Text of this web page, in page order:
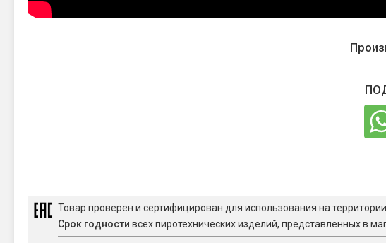
Товар проверен и сертифицирован для использования на
Срок годности всех пиротехнических изделий, представленных в